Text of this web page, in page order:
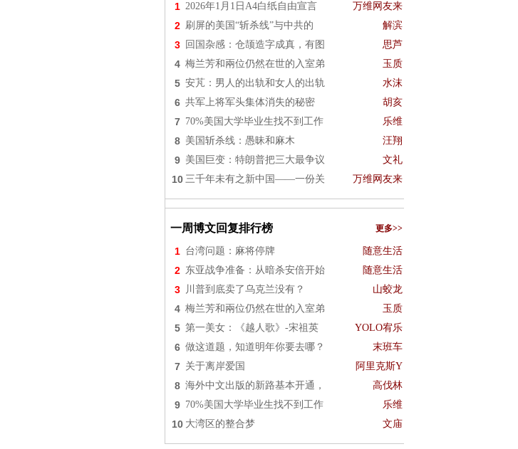
1 2026年1月1日A4白纸自由宣言 万维网友来
2 刷屏的美国“斩杀线”与中共的 解滨
3 回国杂感：仓颉造字成真，有图 思芦
4 梅兰芳和兩位仍然在世的入室弟 玉质
5 安芃：男人的出轨和女人的出轨 水沫
6 共军上将军头集体消失的秘密 胡亥
7 70%美国大学毕业生找不到工作 乐维
8 美国斩杀线：愚昧和麻木 汪翔
9 美国巨变：特朗普把三大最争议 文礼
10 三千年未有之新中国——一份关 万维网友来
一周博文回复排行榜 更多>>
1 台湾问题：麻将停牌 随意生活
2 东亚战争准备：从暗杀安倍开始 随意生活
3 川普到底卖了乌克兰没有？ 山蛟龙
4 梅兰芳和兩位仍然在世的入室弟 玉质
5 第一美女：《越人歌》-宋祖英 YOLO宥乐
6 做这道题，知道明年你要去哪？ 末班车
7 关于离岸爱国 阿里克斯Y
8 海外中文出版的新路基本开通， 高伐林
9 70%美国大学毕业生找不到工作 乐维
10 大湾区的整合梦 文庙